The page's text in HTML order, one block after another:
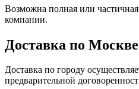
Возможна полная или
компании.
Доставка по
Доставка по городу
предварительной